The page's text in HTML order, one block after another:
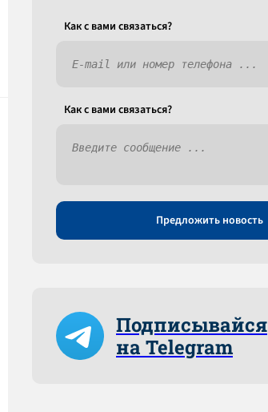
Как c вами связаться?
Как c вами связаться?
Предложить новость
Подписывайся
на Telegram